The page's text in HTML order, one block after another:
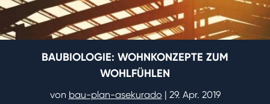
BAUBIOLOGIE: WOHNKONZEPTE ZUM
WOHLFÜHLEN
von bau-plan-asekurado | 29. Apr. 2019